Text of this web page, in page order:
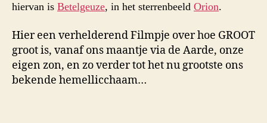
hiervan is Betelgeuze, in het sterrenbeeld Orion.
Hier een verhelderend Filmpje over hoe GROOT
groot is, vanaf ons maantje via de Aarde, onze
eigen zon, en zo verder tot het nu grootste ons
bekende hemellicchaam…